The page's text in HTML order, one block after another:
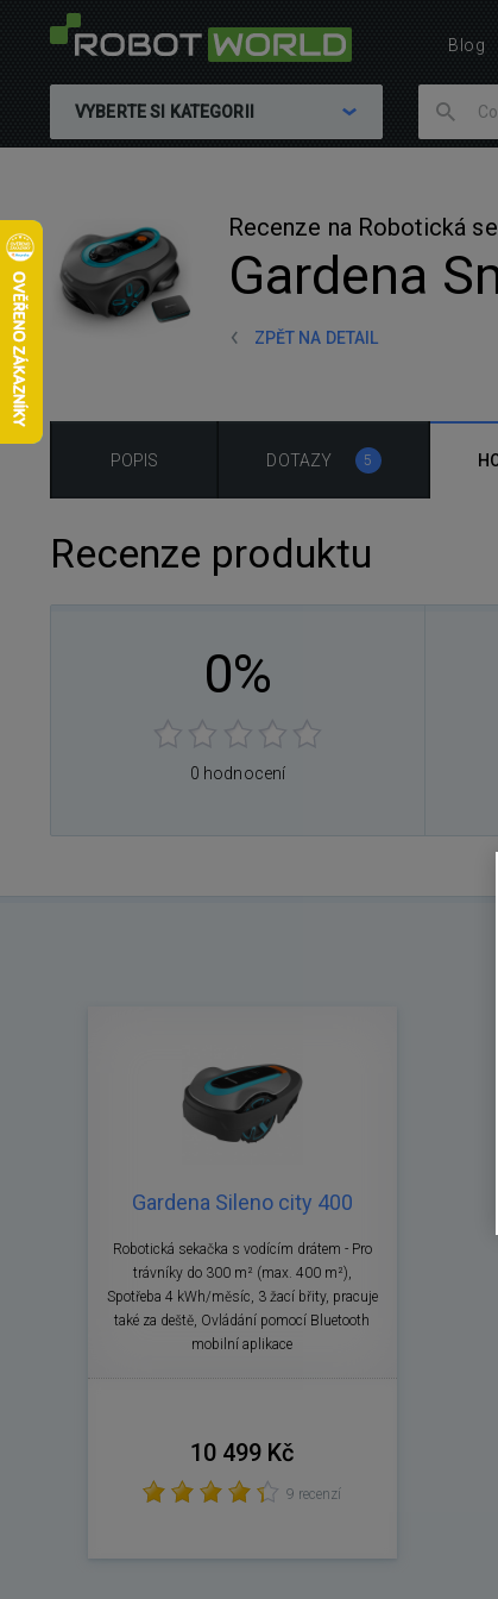
VYBERTE SI KATEGORII
Recenze na Robotická
Gardena
ZPĚT NA DETAIL
POPIS DOTAZY 5
Recenze produktu
0%
0 hodnocení
Gardena Sileno city 400
Robotická sekačka s vodícím drátem - Pro
trávníky do 300 m² (max. 400 m²),
Spotřeba 4 kWh/měsíc, 3 žací břity, pracuje
také za deště, Ovládání pomocí Bluetooth
mobilní aplikace
10 499 Kč
9 recenzí
Blog